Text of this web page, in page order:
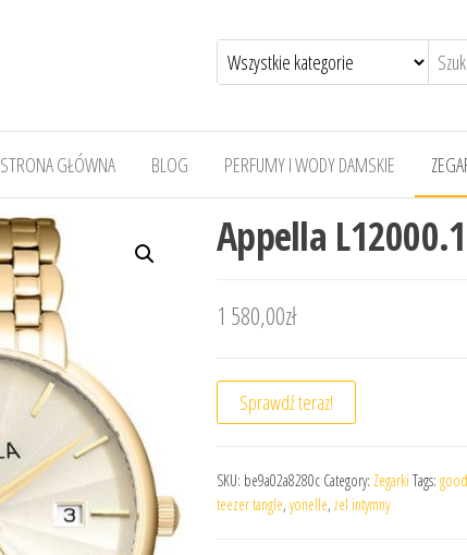
STRONA GŁÓWNA BLOG PERFUMY I WODY DAMSKIE
Appella
1 580,00zł
Sprawdź teraz!
SKU: be9a02a8280c Category: Zegarki Tags:
teezer tangle, yonelle, żel intymny